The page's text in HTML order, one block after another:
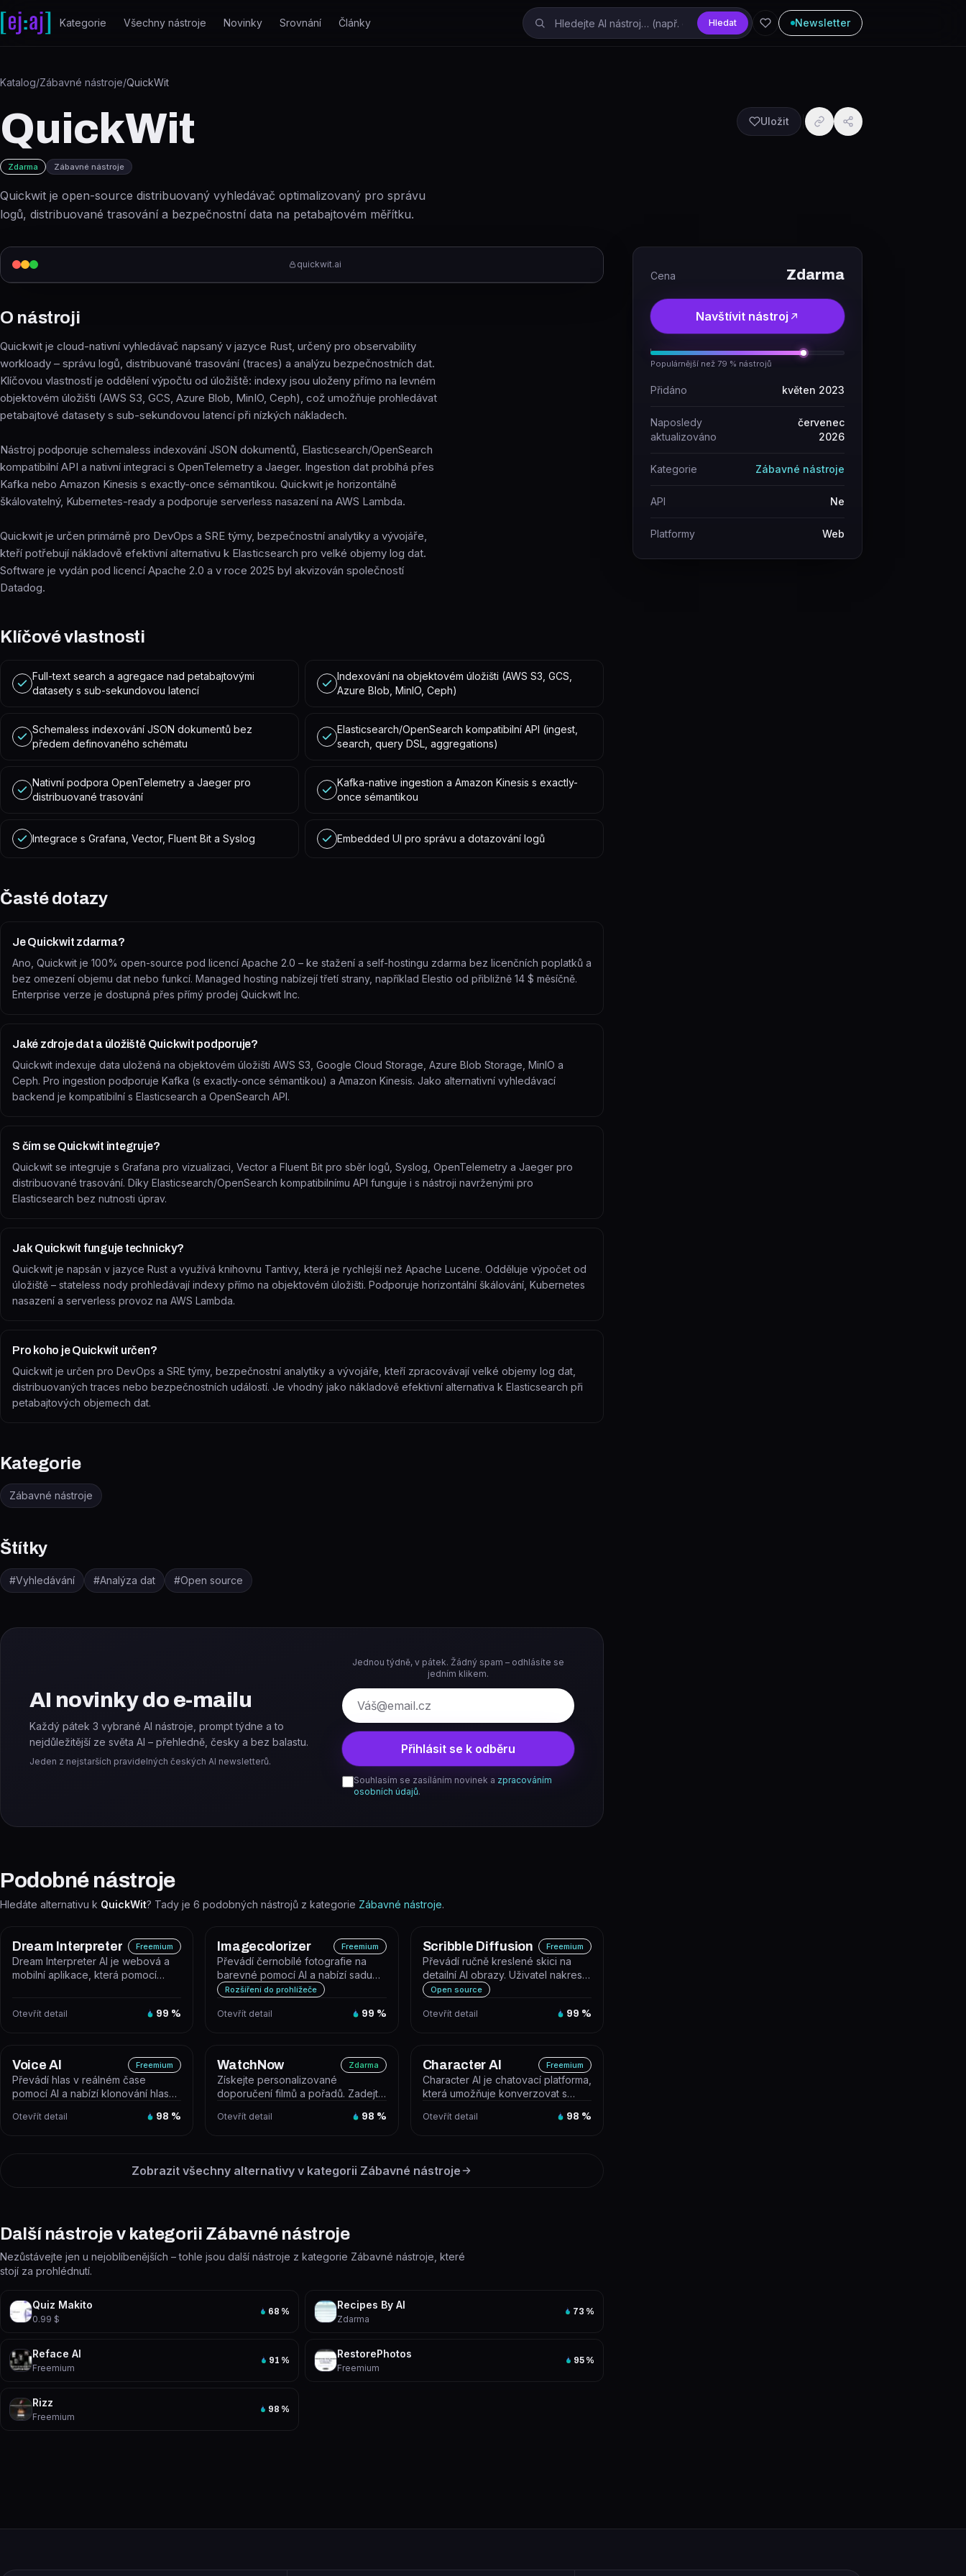
Přeskočit na obsah
Kategorie Všechny nástroje Novinky Srovnání Články Hledat Newsletter
Katalog/Zábavné nástroje/QuickWit
QuickWit
Zdarma Zábavné nástroje
Quickwit je open-source distribuovaný vyhledávač optimalizovaný pro správu
logů, distribuované trasování a bezpečnostní data na petabajtovém měřítku.
Uložit
quickwit.ai
O nástroji
Quickwit je cloud-nativní vyhledávač napsaný v jazyce Rust, určený pro observability
workloady – správu logů, distribuované trasování (traces) a analýzu bezpečnostních dat.
Klíčovou vlastností je oddělení výpočtu od úložiště: indexy jsou uloženy přímo na levném
objektovém úložišti (AWS S3, GCS, Azure Blob, MinIO, Ceph), což umožňuje prohledávat
petabajtové datasety s sub-sekundovou latencí při nízkých nákladech.
Nástroj podporuje schemaless indexování JSON dokumentů, Elasticsearch/OpenSearch
kompatibilní API a nativní integraci s OpenTelemetry a Jaeger. Ingestion dat probíhá přes
Kafka nebo Amazon Kinesis s exactly-once sémantikou. Quickwit je horizontálně
škálovatelný, Kubernetes-ready a podporuje serverless nasazení na AWS Lambda.
Quickwit je určen primárně pro DevOps a SRE týmy, bezpečnostní analytiky a vývojáře,
kteří potřebují nákladově efektivní alternativu k Elasticsearch pro velké objemy log dat.
Software je vydán pod licencí Apache 2.0 a v roce 2025 byl akvizován společností
Datadog.
Klíčové vlastnosti
Full-text search a agregace nad petabajtovými
datasety s sub-sekundovou latencí
Indexování na objektovém úložišti (AWS S3, GCS,
Azure Blob, MinIO, Ceph)
Schemaless indexování JSON dokumentů bez
předem definovaného schématu
Elasticsearch/OpenSearch kompatibilní API (ingest,
search, query DSL, aggregations)
Nativní podpora OpenTelemetry a Jaeger pro
distribuované trasování
Kafka-native ingestion a Amazon Kinesis s exactly-
once sémantikou
Integrace s Grafana, Vector, Fluent Bit a Syslog Embedded UI pro správu a dotazování logů
Časté dotazy
Je Quickwit zdarma?
Ano, Quickwit je 100% open-source pod licencí Apache 2.0 – ke stažení a self-hostingu zdarma bez licenčních poplatků a
bez omezení objemu dat nebo funkcí. Managed hosting nabízejí třetí strany, například Elestio od přibližně 14 $ měsíčně.
Enterprise verze je dostupná přes přímý prodej Quickwit Inc.
Jaké zdroje dat a úložiště Quickwit podporuje?
Quickwit indexuje data uložená na objektovém úložišti AWS S3, Google Cloud Storage, Azure Blob Storage, MinIO a
Ceph. Pro ingestion podporuje Kafka (s exactly-once sémantikou) a Amazon Kinesis. Jako alternativní vyhledávací
backend je kompatibilní s Elasticsearch a OpenSearch API.
S čím se Quickwit integruje?
Quickwit se integruje s Grafana pro vizualizaci, Vector a Fluent Bit pro sběr logů, Syslog, OpenTelemetry a Jaeger pro
distribuované trasování. Díky Elasticsearch/OpenSearch kompatibilnímu API funguje i s nástroji navrženými pro
Elasticsearch bez nutnosti úprav.
Jak Quickwit funguje technicky?
Quickwit je napsán v jazyce Rust a využívá knihovnu Tantivy, která je rychlejší než Apache Lucene. Odděluje výpočet od
úložiště – stateless nody prohledávají indexy přímo na objektovém úložišti. Podporuje horizontální škálování, Kubernetes
nasazení a serverless provoz na AWS Lambda.
Pro koho je Quickwit určen?
Quickwit je určen pro DevOps a SRE týmy, bezpečnostní analytiky a vývojáře, kteří zpracovávají velké objemy log dat,
distribuovaných traces nebo bezpečnostních událostí. Je vhodný jako nákladově efektivní alternativa k Elasticsearch při
petabajtových objemech dat.
Kategorie
Zábavné nástroje
Štítky
#Vyhledávání #Analýza dat #Open source
AI novinky do e-mailu
Každý pátek 3 vybrané AI nástroje, prompt týdne a to
nejdůležitější ze světa AI – přehledně, česky a bez balastu.
Jeden z nejstarších pravidelných českých AI newsletterů.
Jednou týdně, v pátek. Žádný spam – odhlásíte se
jedním klikem.
E-mail
Přihlásit se k odběru
Souhlasím se zasíláním novinek a zpracováním
osobních údajů.
Podobné nástroje
Hledáte alternativu k QuickWit? Tady je 6 podobných nástrojů z kategorie Zábavné nástroje.
Dream Interpreter Freemium
Dream Interpreter AI je webová a
mobilní aplikace, která pomocí
Otevřít detail 99 %
Imagecolorizer Freemium
Převádí černobílé fotografie na
barevné pomocí AI a nabízí sadu
nástrojů pro obnovu starých sním...
Rozšíření do prohlížeče
Otevřít detail 99 %
Scribble Diffusion Freemium
Převádí ručně kreslené skici na
detailní AI obrazy. Uživatel nakreslí
skicu v prohlížeči nebo na...
Open source
Otevřít detail 99 %
Voice AI Freemium
Převádí hlas v reálném čase
pomocí AI a nabízí klonování hlasu,
Otevřít detail 98 %
WatchNow Zdarma
Získejte personalizované
doporučení filmů a pořadů. Zadejte
jste...
Otevřít detail 98 %
Character AI Freemium
Character AI je chatovací platforma,
která umožňuje konverzovat s
Otevřít detail 98 %
Zobrazit všechny alternativy v kategorii Zábavné nástroje
Další nástroje v kategorii Zábavné nástroje
Nezůstávejte jen u nejoblíbenějších – tohle jsou další nástroje z kategorie Zábavné nástroje, které
stojí za prohlédnutí.
Quiz Makito
0.99 $
68 %
Recipes By AI
Zdarma
73 %
Reface AI
Freemium
91 %
RestorePhotos
Freemium
95 %
Rizz
Freemium
98 %
Cena Zdarma
Navštívit nástroj
Populárnější než 79 % nástrojů
Přidáno květen 2023
Naposledy
aktualizováno
červenec
2026
Kategorie Zábavné nástroje
API Ne
Platformy Web